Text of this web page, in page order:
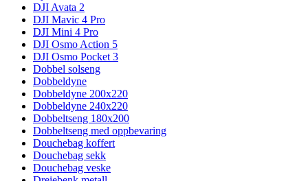
DJI Avata 2
DJI Mavic 4 Pro
DJI Mini 4 Pro
DJI Osmo Action 5
DJI Osmo Pocket 3
Dobbel solseng
Dobbeldyne
Dobbeldyne 200x220
Dobbeldyne 240x220
Dobbeltseng 180x200
Dobbeltseng med oppbevaring
Douchebag koffert
Douchebag sekk
Douchebag veske